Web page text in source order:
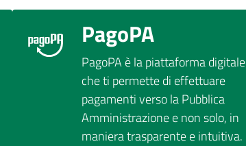
PagoPA
PagoPA è la piattaforma digitale
che ti permette di effettuare
pagamenti verso la Pubblica
Amministrazione e non solo, in
maniera trasparente e intuitiva.